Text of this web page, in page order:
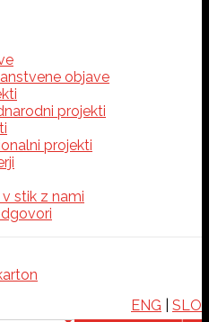
objave
projekti
projekti
stik z nami
ENG
SLO